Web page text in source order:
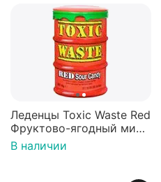
Леденцы Toxic Waste Red
Фруктово-ягодный микс
Красная банка 42 г,
Пакистан
В наличии